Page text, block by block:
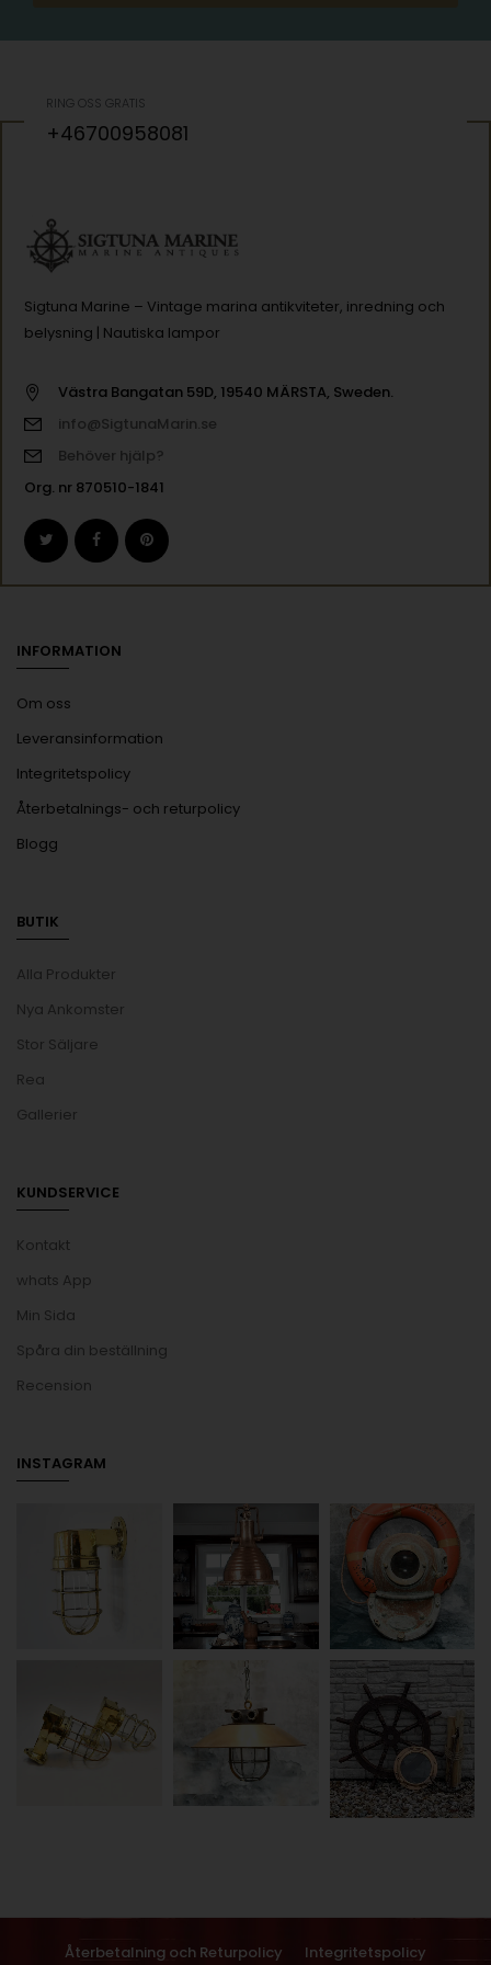
RING OSS GRATIS
+46700958081
Sigtuna Marine – Vintage marina antikviteter, inredning och
belysning | Nautiska lampor
Västra Bangatan 59D, 19540 MÄRSTA, Sweden.
info@SigtunaMarin.se
Behöver hjälp?
Org. nr 870510-1841
INFORMATION
Om oss
Leveransinformation
Integritetspolicy
Återbetalnings- och returpolicy
Blogg
BUTIK
Alla Produkter
Nya Ankomster
Stor Säljare
Rea
Gallerier
KUNDSERVICE
Kontakt
whats App
Min Sida
Spåra din beställning
Recension
INSTAGRAM
Återbetalning och Returpolicy Integritetspolicy